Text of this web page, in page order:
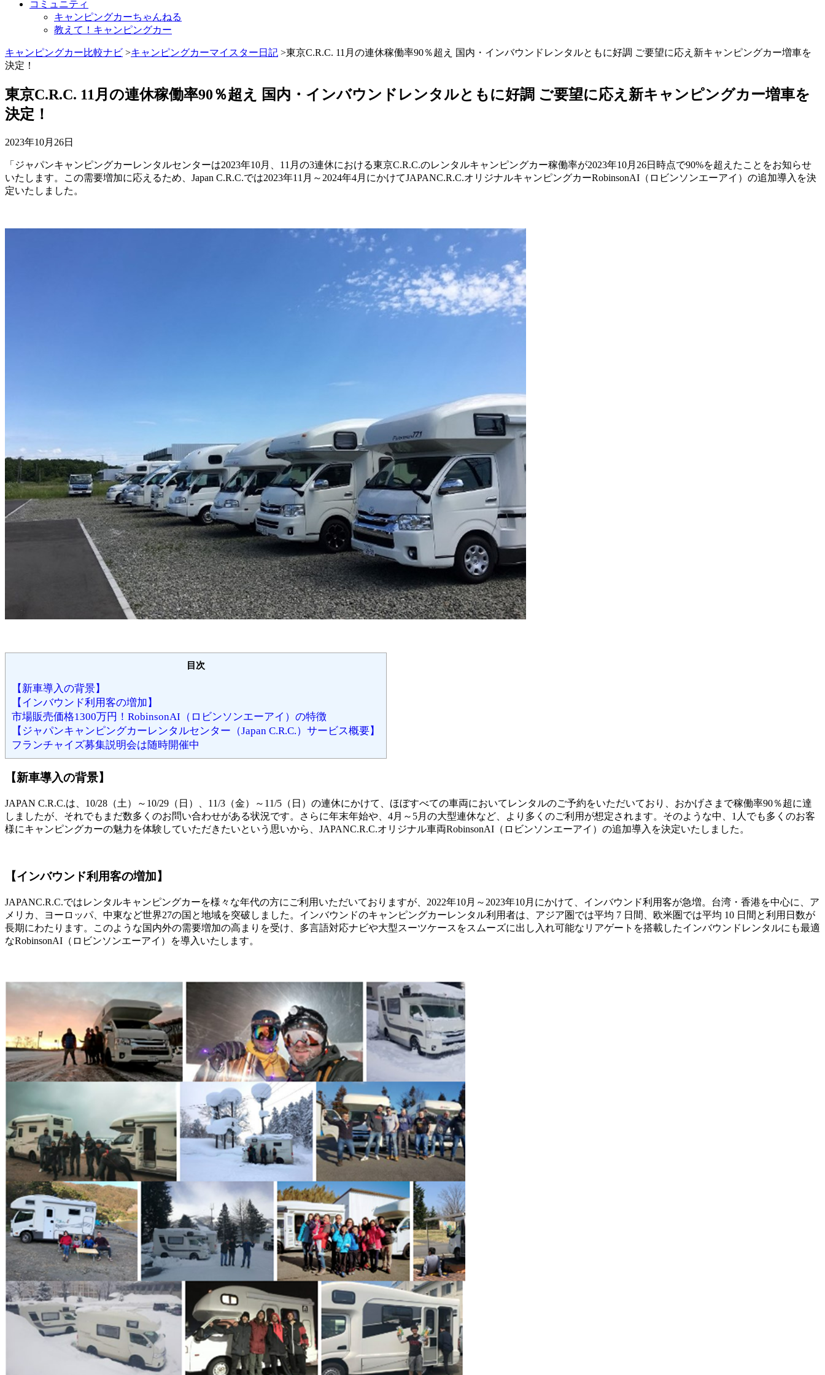
コミュニティ
キャンピングカーちゃんねる
教えて！キャンピングカー
キャンピングカー比較ナビ >キャンピングカーマイスター日記 >東京C.R.C. 11月の連休稼働率90％超え 国内・インバウンドレンタルともに好調 ご要望に応え新キャンピングカー増車を
決定！
東京C.R.C. 11月の連休稼働率90％超え 国内・インバウンドレンタルともに好調 ご要望に応え新キャンピングカー増車を
決定！
2023年10月26日
「ジャパンキャンピングカーレンタルセンターは2023年10月、11月の3連休における東京C.R.C.のレンタルキャンピングカー稼働率が2023年10月26日時点で90%を超えたことをお知らせ
いたします。この需要増加に応えるため、Japan C.R.C.では2023年11月～2024年4月にかけてJAPANC.R.C.オリジナルキャンピングカーRobinsonAI（ロビンソンエーアイ）の追加導入を決
定いたしました。
目次
【新車導入の背景】
【インバウンド利用客の増加】
市場販売価格1300万円！RobinsonAI（ロビンソンエーアイ）の特徴
【ジャパンキャンピングカーレンタルセンター（Japan C.R.C.）サービス概要】
フランチャイズ募集説明会は随時開催中
【新車導入の背景】
JAPAN C.R.C.は、10/28（土）～10/29（日）、11/3（金）～11/5（日）の連休にかけて、ほぼすべての車両においてレンタルのご予約をいただいており、おかげさまで稼働率90％超に達
しましたが、それでもまだ数多くのお問い合わせがある状況です。さらに年末年始や、4月～5月の大型連休など、より多くのご利用が想定されます。そのような中、1人でも多くのお客
様にキャンピングカーの魅力を体験していただきたいという思いから、JAPANC.R.C.オリジナル車両RobinsonAI（ロビンソンエーアイ）の追加導入を決定いたしました。
【インバウンド利用客の増加】
JAPANC.R.C.ではレンタルキャンピングカーを様々な年代の方にご利用いただいておりますが、2022年10月～2023年10月にかけて、インバウンド利用客が急増。台湾・香港を中心に、ア
メリカ、ヨーロッパ、中東など世界27の国と地域を突破しました。インバウンドのキャンピングカーレンタル利用者は、アジア圏では平均 7 日間、欧米圏では平均 10 日間と利用日数が
長期にわたります。このような国内外の需要増加の高まりを受け、多言語対応ナビや大型スーツケースをスムーズに出し入れ可能なリアゲートを搭載したインバウンドレンタルにも最適
なRobinsonAI（ロビンソンエーアイ）を導入いたします。